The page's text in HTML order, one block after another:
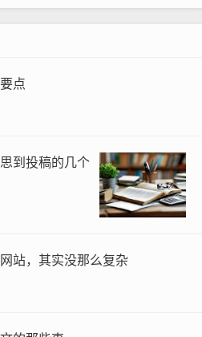
点
到投稿的几个
站，其实没那么复杂